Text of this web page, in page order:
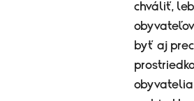
chváliť,
byť aj
obyvatelia